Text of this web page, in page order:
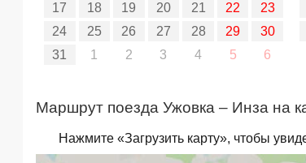
17
18 19 20 21 22
23
24
25 26 27 28 29
30
31
1 2 3 4 5 6
Маршрут поезда Ужовка – Инза на
Нажмите «Загрузить карту», чтобы